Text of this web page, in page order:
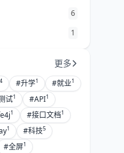
6
1
更多
4 #升学1 #就业1
试1 #API1
1 #接口文档1
1 #科技5
#全屏1